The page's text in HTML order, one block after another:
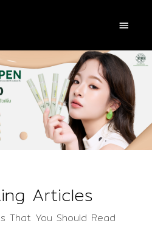
Articles
That You Should Read